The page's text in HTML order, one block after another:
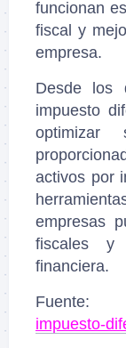
funcionan
fiscal y
empresa.
Desde los
impuesto
activos por
empresas
fiscales y
financiera.
impuesto-